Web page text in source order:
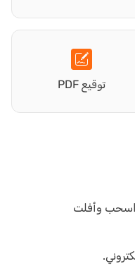
توقيع PDF
اسحب وأفلت